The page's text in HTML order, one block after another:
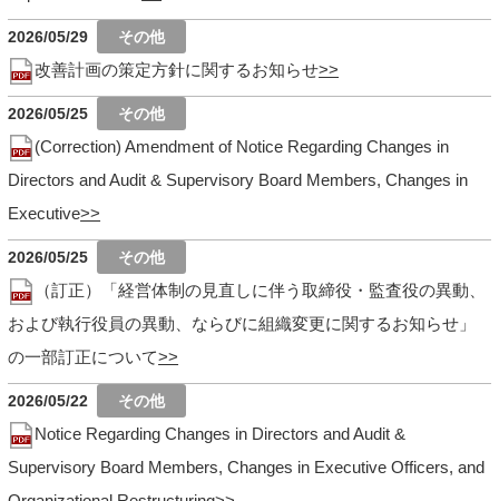
2026/05/29
改善計画の策定方針に関するお知らせ
2026/05/25
(Correction) Amendment of Notice Regarding Changes in
Directors and Audit & Supervisory Board Members, Changes in
Executive
2026/05/25
（訂正）「経営体制の見直しに伴う取締役・監査役の異動、
および執行役員の異動、ならびに組織変更に関するお知らせ」
の一部訂正について
2026/05/22
Notice Regarding Changes in Directors and Audit &
Supervisory Board Members, Changes in Executive Officers, and